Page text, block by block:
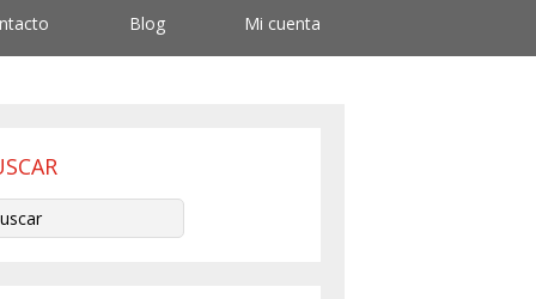
Blog Mi cuenta